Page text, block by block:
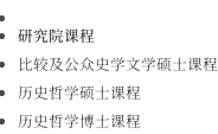
研究院课程
比较及公众史学文学硕士课程
历史哲学硕士课程
历史哲学博士课程